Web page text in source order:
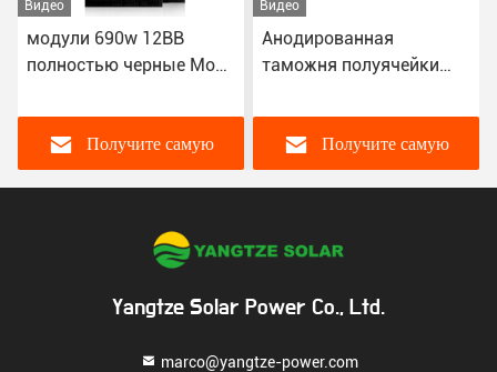
Видео
модули 690w 12BB
полностью черные Mono
соединителем MC4
Получите самую
Видео
Анодированная
таможня полуячейки
батарей PERC
алюминиевого сплава
кристаллическая Mono
Получите самую
Yangtze Solar Power Co., Ltd.
marco@yangtze-power.com